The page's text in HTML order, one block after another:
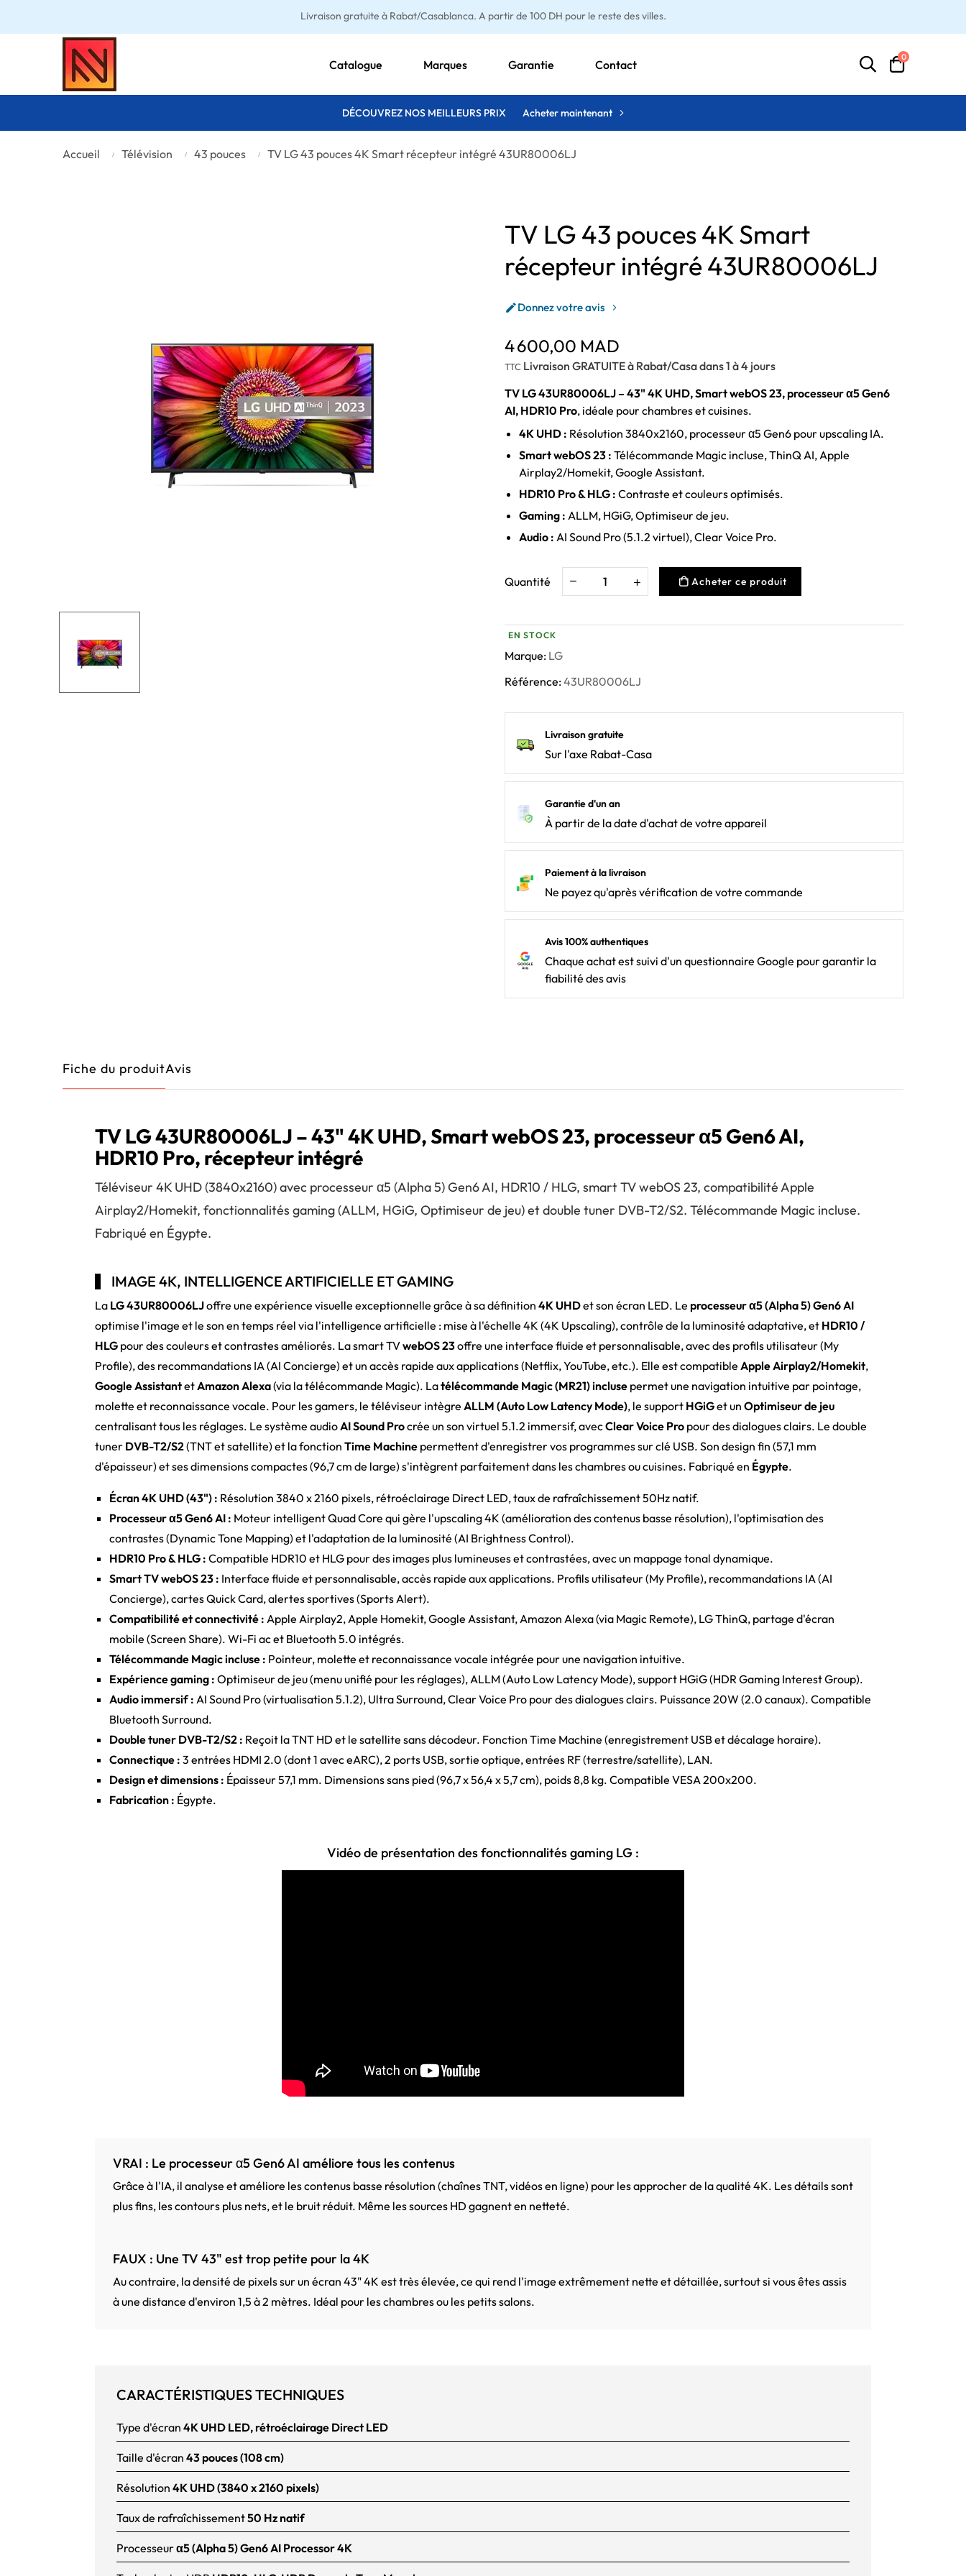
Livraison gratuite à Rabat/Casablanca. A partir de 100 DH pour le reste des villes.
Catalogue Marques Garantie Contact
0
DÉCOUVREZ NOS MEILLEURS PRIX Acheter maintenant
Accueil Télévision 43 pouces TV LG 43 pouces 4K Smart récepteur intégré 43UR80006LJ
TV LG 43 pouces 4K Smart
récepteur intégré 43UR80006LJ
Donnez votre avis
4 600,00 MAD
TTC Livraison GRATUITE à Rabat/Casa dans 1 à 4 jours
TV LG 43UR80006LJ – 43" 4K UHD, Smart webOS 23, processeur α5 Gen6
AI, HDR10 Pro, idéale pour chambres et cuisines.
4K UHD : Résolution 3840x2160, processeur α5 Gen6 pour upscaling IA.
Smart webOS 23 : Télécommande Magic incluse, ThinQ AI, Apple
Airplay2/Homekit, Google Assistant.
HDR10 Pro & HLG : Contraste et couleurs optimisés.
Gaming : ALLM, HGiG, Optimiseur de jeu.
Audio : AI Sound Pro (5.1.2 virtuel), Clear Voice Pro.
Quantité Acheter ce produit
EN STOCK
Marque: LG
Référence:43UR80006LJ
Livraison gratuite
Sur l'axe Rabat-Casa
Garantie d'un an
À partir de la date d'achat de votre appareil
Paiement à la livraison
Ne payez qu'après vérification de votre commande
Avis 100% authentiques
Chaque achat est suivi d'un questionnaire Google pour garantir la
fiabilité des avis
Fiche du produitAvis
TV LG 43UR80006LJ – 43" 4K UHD, Smart webOS 23, processeur α5 Gen6 AI,
HDR10 Pro, récepteur intégré
Téléviseur 4K UHD (3840x2160) avec processeur α5 (Alpha 5) Gen6 AI, HDR10 / HLG, smart TV webOS 23, compatibilité Apple
Airplay2/Homekit, fonctionnalités gaming (ALLM, HGiG, Optimiseur de jeu) et double tuner DVB-T2/S2. Télécommande Magic incluse.
Fabriqué en Égypte.
IMAGE 4K, INTELLIGENCE ARTIFICIELLE ET GAMING
La LG 43UR80006LJoffre une expérience visuelle exceptionnelle grâce à sa définition 4K UHDet son écran LED. Le processeur α5 (Alpha 5) Gen6 AI
optimise l'image et le son en temps réel via l'intelligence artificielle : mise à l'échelle 4K (4K Upscaling), contrôle de la luminosité adaptative, et HDR10 /
HLG pour des couleurs et contrastes améliorés. La smart TVwebOS 23offre une interface fluide et personnalisable, avec des profils utilisateur (My
Profile), des recommandations IA (AI Concierge) et un accès rapide aux applications (Netflix, YouTube, etc.). Elle est compatible Apple Airplay2/Homekit,
Google AssistantetAmazon Alexa(via la télécommande Magic). Latélécommande Magic (MR21) incluse permet une navigation intuitive par pointage,
molette et reconnaissance vocale. Pour les gamers, le téléviseur intègre ALLM (Auto Low Latency Mode), le support HGiGet un Optimiseur de jeu
centralisant tous les réglages. Le système audioAI Sound Procrée un son virtuel 5.1.2 immersif, avecClear Voice Pro pour des dialogues clairs. Le double
tuner DVB-T2/S2(TNT et satellite) et la fonction Time Machine permettent d'enregistrer vos programmes sur clé USB. Son design fin (57,1 mm
d'épaisseur) et ses dimensions compactes (96,7 cm de large) s'intègrent parfaitement dans les chambres ou cuisines. Fabriqué en Égypte.
Écran 4K UHD (43") : Résolution 3840 x 2160 pixels, rétroéclairage Direct LED, taux de rafraîchissement 50Hz natif.
Processeur α5 Gen6 AI : Moteur intelligent Quad Core qui gère l'upscaling 4K (amélioration des contenus basse résolution), l'optimisation des
contrastes (Dynamic Tone Mapping) et l'adaptation de la luminosité (AI Brightness Control).
HDR10 Pro & HLG : Compatible HDR10 et HLG pour des images plus lumineuses et contrastées, avec un mappage tonal dynamique.
Smart TV webOS 23 : Interface fluide et personnalisable, accès rapide aux applications. Profils utilisateur (My Profile), recommandations IA (AI
Concierge), cartes Quick Card, alertes sportives (Sports Alert).
Compatibilité et connectivité : Apple Airplay2, Apple Homekit, Google Assistant, Amazon Alexa (via Magic Remote), LG ThinQ, partage d'écran
mobile (Screen Share). Wi-Fi ac et Bluetooth 5.0 intégrés.
Télécommande Magic incluse : Pointeur, molette et reconnaissance vocale intégrée pour une navigation intuitive.
Expérience gaming : Optimiseur de jeu (menu unifié pour les réglages), ALLM (Auto Low Latency Mode), support HGiG (HDR Gaming Interest Group).
Audio immersif : AI Sound Pro (virtualisation 5.1.2), Ultra Surround, Clear Voice Pro pour des dialogues clairs. Puissance 20W (2.0 canaux). Compatible
Bluetooth Surround.
Double tuner DVB-T2/S2 : Reçoit la TNT HD et le satellite sans décodeur. Fonction Time Machine (enregistrement USB et décalage horaire).
Connectique : 3 entrées HDMI 2.0 (dont 1 avec eARC), 2 ports USB, sortie optique, entrées RF (terrestre/satellite), LAN.
Design et dimensions : Épaisseur 57,1 mm. Dimensions sans pied (96,7 x 56,4 x 5,7 cm), poids 8,8 kg. Compatible VESA 200x200.
Fabrication : Égypte.
Vidéo de présentation des fonctionnalités gaming LG :
VRAI : Le processeur α5 Gen6 AI améliore tous les contenus
Grâce à l'IA, il analyse et améliore les contenus basse résolution (chaînes TNT, vidéos en ligne) pour les approcher de la qualité 4K. Les détails sont
plus fins, les contours plus nets, et le bruit réduit. Même les sources HD gagnent en netteté.
FAUX : Une TV 43" est trop petite pour la 4K
Au contraire, la densité de pixels sur un écran 43" 4K est très élevée, ce qui rend l'image extrêmement nette et détaillée, surtout si vous êtes assis
à une distance d'environ 1,5 à 2 mètres. Idéal pour les chambres ou les petits salons.
CARACTÉRISTIQUES TECHNIQUES
Type d'écran 4K UHD LED, rétroéclairage Direct LED
Taille d'écran 43 pouces (108 cm)
Résolution 4K UHD (3840 x 2160 pixels)
Taux de rafraîchissement50 Hz natif
Processeurα5 (Alpha 5) Gen6 AI Processor 4K